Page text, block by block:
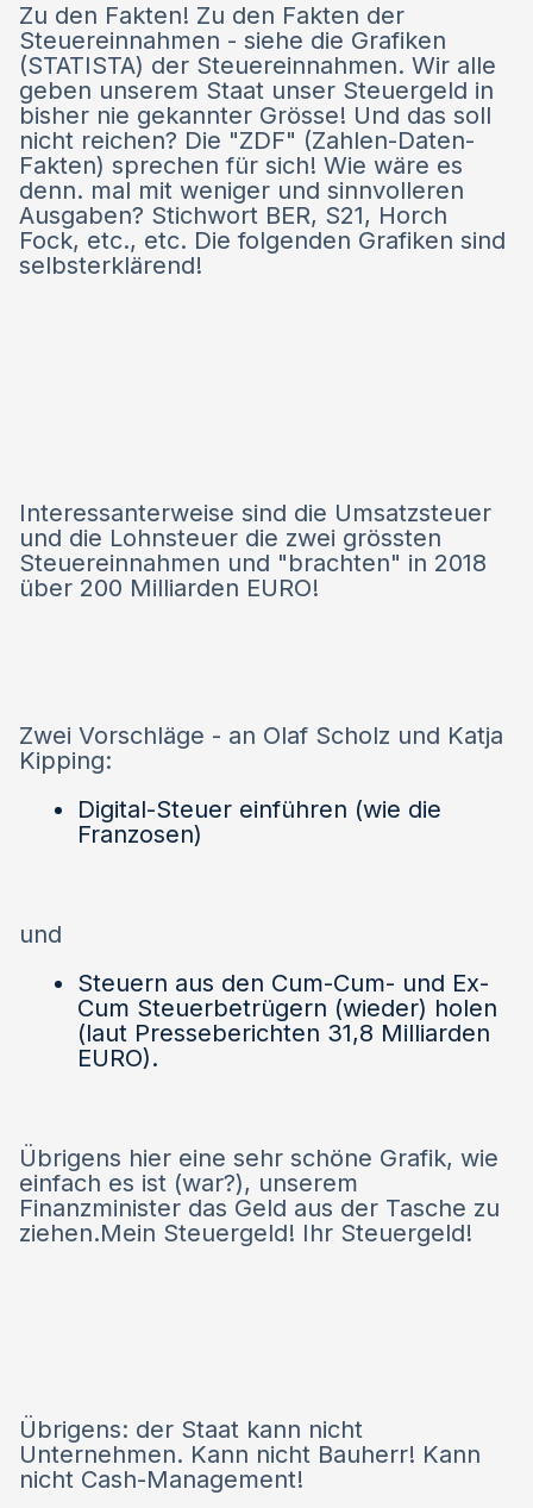
Zu den Fakten! Zu den Fakten der
Steuereinnahmen - siehe die Grafiken
(STATISTA) der Steuereinnahmen. Wir alle
geben unserem Staat unser Steuergeld in
bisher nie gekannter Grösse! Und das soll
nicht reichen? Die "ZDF" (Zahlen-Daten-
Fakten) sprechen für sich! Wie wäre es
denn. mal mit weniger und sinnvolleren
Ausgaben? Stichwort BER, S21, Horch
Fock, etc., etc. Die folgenden Grafiken sind
selbsterklärend!
Interessanterweise sind die Umsatzsteuer
und die Lohnsteuer die zwei grössten
Steuereinnahmen und "brachten" in 2018
über 200 Milliarden EURO!
Zwei Vorschläge - an Olaf Scholz und Katja
Kipping:
Digital-Steuer einführen (wie die
Franzosen)
und
Steuern aus den Cum-Cum- und Ex-
Cum Steuerbetrügern (wieder) holen
(laut Presseberichten 31,8 Milliarden
EURO).
Übrigens hier eine sehr schöne Grafik, wie
einfach es ist (war?), unserem
Finanzminister das Geld aus der Tasche zu
ziehen.Mein Steuergeld! Ihr Steuergeld!
Übrigens: der Staat kann nicht
Unternehmen. Kann nicht Bauherr! Kann
nicht Cash-Management!